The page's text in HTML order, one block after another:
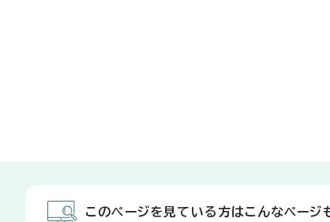
このページを見ている方はこんなページ